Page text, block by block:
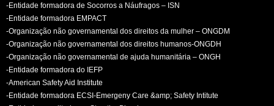
-Entidade formadora de Socorros a Náufragos – ISN
-Entidade formadora EMPACT
-Organização não governamental dos direitos da mulher – ONGDM
-Organização não governamental dos direitos humanos-ONGDH
-Organização não governamental de ajuda humanitária – ONGH
-Entidade formadora do IEFP
-American Safety Aid Institute
-Entidade formadora ECSI-Emergeny Care &amp; Safety Intitute